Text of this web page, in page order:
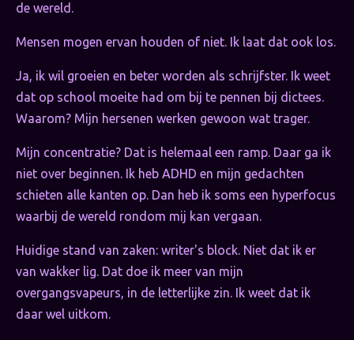
de wereld.
Mensen mogen ervan houden of niet. Ik laat dat ook los.
Ja, ik wil groeien en beter worden als schrijfster. Ik weet
dat op school moeite had om bij te pennen bij dictees.
Waarom? Mijn hersenen werken gewoon wat trager.
Mijn concentratie? Dat is helemaal een ramp. Daar ga ik
niet over beginnen. Ik heb ADHD en mijn gedachten
schieten alle kanten op. Dan heb ik soms een hyperfocus
waarbij de wereld rondom mij kan vergaan.
Huidige stand van zaken: writer's block. Niet dat ik er
van wakker lig. Dat doe ik meer van mijn
overgangsvapeurs, in de letterlijke zin. Ik weet dat ik
daar wel uitkom.